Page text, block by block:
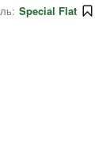
Special Flat